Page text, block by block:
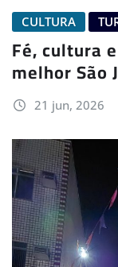
CULTURA
Fé, cultura
melhor São
21 jun, 2026